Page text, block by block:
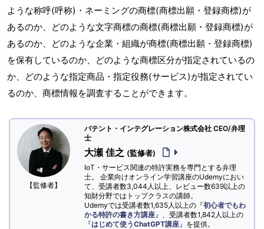
ような称呼(呼称)・ネーミングの商標(商標出願・登録商標)が
あるのか、どのような文字商標の商標(商標出願・登録商標)が
あるのか、どのような企業・組織が商標(商標出願・登録商標)
を保有しているのか、どのような商標区分が指定されているの
か、どのような指定商品・指定役務(サービス)が指定されてい
るのか、商標情報を調査することができます。
【監修者】
パテント・インテグレーション株式会社 CEO/弁理
士
大瀬 佳之 (監修者)
IoT・サービス関連の特許実務を専門とする弁理
士。 企業向けオンライン学習講座のUdemyにおい
て、受講者数3,044人以上、レビュー数639以上の
知財分野ではトップクラスの講師。
Udemyでは受講者数1,635人以上の『初心者でもわ
かる特許の書き方講座 』、受講者数1,842人以上の
『はじめて使うChatGPT講座 』を提供。